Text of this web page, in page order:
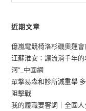
近期文章
億嵐電競椅洛杉磯奧運
江蘇淮安：讓流淌千年
河”_中國網
眾擎易森和診所減重舉
阻擊戰
我的履職要害詞｜全國